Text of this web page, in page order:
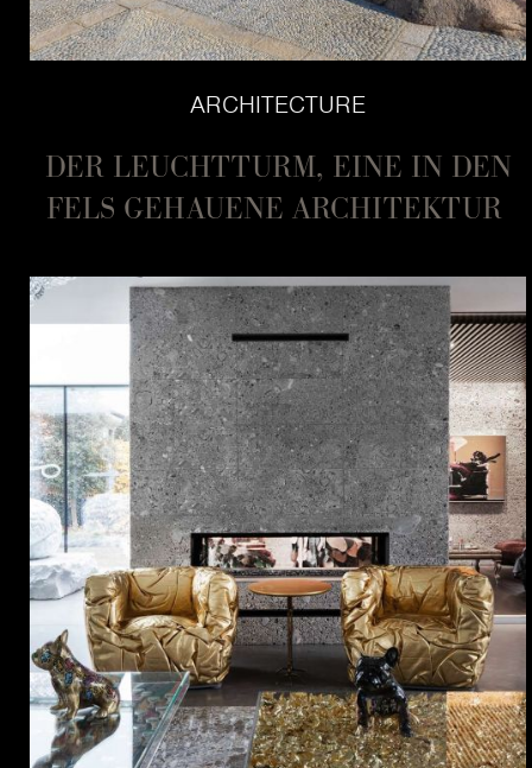
ARCHITECTURE
DER LEUCHTTURM, EINE IN DEN
FELS GEHAUENE ARCHITEKTUR